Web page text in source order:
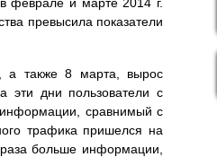
превысила показатели
также 8 марта, вырос
эти дни пользователи с
сравнимый с
трафика пришелся на
больше информации,